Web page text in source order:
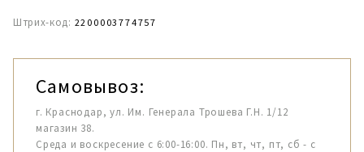
Штрих-код: 2200003774757
Самовывоз:
г. Краснодар, ул. Им. Генерала Трошева Г.Н. 1/12
магазин 38.
Среда и воскресение с 6:00-16:00. Пн, вт, чт, пт, сб - с